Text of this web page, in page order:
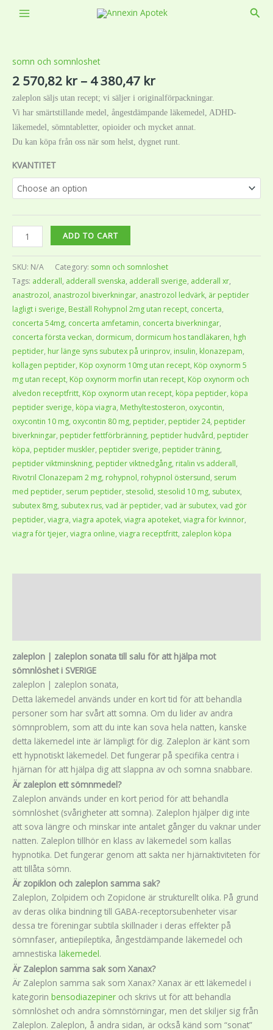
somn och somnloshet
2 570,82 kr – 4 380,47 kr570,82 kr
4
380,47 kr
zaleplon säljs utan recept; vi säljer i originalförpackningar.
Vi har smärtstillande medel, ångestdämpande läkemedel, ADHD-
läkemedel, sömntabletter, opioider och mycket annat.
Du kan köpa från oss när som helst, dygnet runt.
KVANTITET
5mg/
10mg/
20mg
utan
recept
i
SVERIGE
quantity
ADD TO CART
SKU: N/A Category: somn och somnloshet
Tags: adderall, adderall svenska, adderall sverige, adderall xr,
anastrozol, anastrozol biverkningar, anastrozol ledvärk, är peptider
lagligt i sverige, Beställ Rohypnol 2mg utan recept, concerta,
concerta 54mg, concerta amfetamin, concerta biverkningar,
concerta första veckan, dormicum, dormicum hos tandläkaren, hgh
peptider, hur länge syns subutex på urinprov, insulin, klonazepam,
kollagen peptider, Köp oxynorm 10mg utan recept, Köp oxynorm 5
mg utan recept, Köp oxynorm morfin utan recept, Köp oxynorm och
alvedon receptfritt, Köp oxynorm utan recept, köpa peptider, köpa
peptider sverige, köpa viagra, Methyltestosteron, oxycontin,
oxycontin 10 mg, oxycontin 80 mg, peptider, peptider 24, peptider
biverkningar, peptider fettförbränning, peptider hudvård, peptider
köpa, peptider muskler, peptider sverige, peptider träning,
peptider viktminskning, peptider viktnedgång, ritalin vs adderall,
Rivotril Clonazepam 2 mg, rohypnol, rohypnol östersund, serum
med peptider, serum peptider, stesolid, stesolid 10 mg, subutex,
subutex 8mg, subutex rus, vad är peptider, vad är subutex, vad gör
peptider, viagra, viagra apotek, viagra apoteket, viagra för kvinnor,
viagra för tjejer, viagra online, viagra receptfritt, zaleplon köpa
zaleplon | zaleplon sonata till salu för att hjälpa mot
sömnlöshet i SVERIGE
zaleplon | zaleplon sonata,
Detta läkemedel används under en kort tid för att behandla
personer som har svårt att somna. Om du lider av andra
sömnproblem, som att du inte kan sova hela natten, kanske
detta läkemedel inte är lämpligt för dig. Zaleplon är känt som
ett hypnotiskt läkemedel. Det fungerar på specifika centra i
hjärnan för att hjälpa dig att slappna av och somna snabbare.
Är zaleplon ett sömnmedel?
Zaleplon används under en kort period för att behandla
sömnlöshet (svårigheter att somna). Zaleplon hjälper dig inte
att sova längre och minskar inte antalet gånger du vaknar under
natten. Zaleplon tillhör en klass av läkemedel som kallas
hypnotika. Det fungerar genom att sakta ner hjärnaktiviteten för
att tillåta sömn.
Är zopiklon och zaleplon samma sak?
Zaleplon, Zolpidem och Zopiclone är strukturellt olika. På grund
av deras olika bindning till GABA-receptorsubenheter visar
dessa tre föreningar subtila skillnader i deras effekter på
sömnfaser, antiepileptika, ångestdämpande läkemedel och
amnestiska läkemedel.
Är Zaleplon samma sak som Xanax?
Är Zaleplon samma sak som Xanax? Xanax är ett läkemedel i
kategorin bensodiazepiner och skrivs ut för att behandla
sömnlöshet och andra sömnstörningar, men det skiljer sig från
Zaleplon. Zaleplon, å andra sidan, är också känd som “sonat”